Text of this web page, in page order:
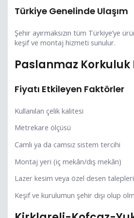
Türkiye Genelinde Ulaşım
Şehir ayırmaksızın tüm Türkiye’ye
keşif ve montaj hizmeti sunulur.
Paslanmaz Korkuluk
Fiyatı Etkileyen Faktörler
Kullanılan çelik kalitesi
Metrekare ölçüsü
Camlı ya da camsız sistem tercihi
Montaj yeri (iç mekân/dış mekân)
Lazer kesim veya özel desen talepleri
Keşif ve kurulumun şehir dışı olup